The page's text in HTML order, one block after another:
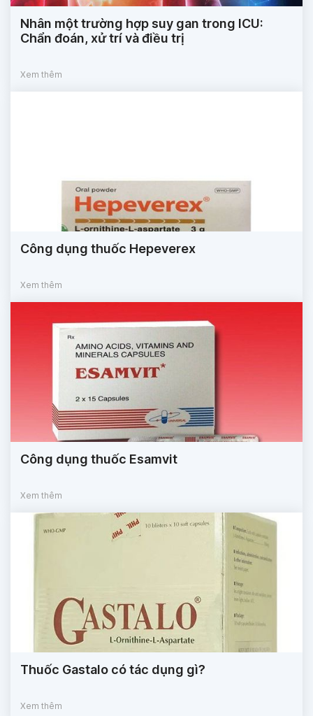
Nhân một trường hợp suy gan trong ICU:
Chẩn đoán, xử trí và điều trị
Xem thêm
Công dụng thuốc Hepeverex
Xem thêm
Công dụng thuốc Esamvit
Xem thêm
Thuốc Gastalo có tác dụng gì?
Xem thêm